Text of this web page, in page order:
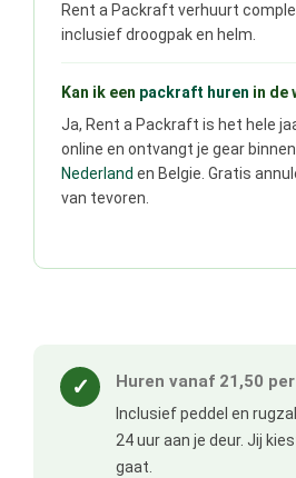
Rent a Packraft verhuurt
inclusief droogpak en helm.
Kan ik een packraft huren in de
Ja, Rent a Packraft is het hele
online en ontvangt je gear
Nederland en Belgie. Gratis
van tevoren.
✓ Huren vanaf 21,50
Inclusief peddel en
24 uur aan je deur. Jij
gaat.